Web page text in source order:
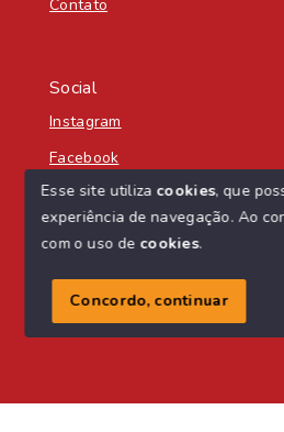
Contato
Social
Instagram
Facebook
© Copyright 2026 - Nascente Sul
SITE PARA IMOBILIARIA
Esse site utiliza cookies, que
experiência de navegação. Ao
com o uso de cookies.
Concordo, continuar